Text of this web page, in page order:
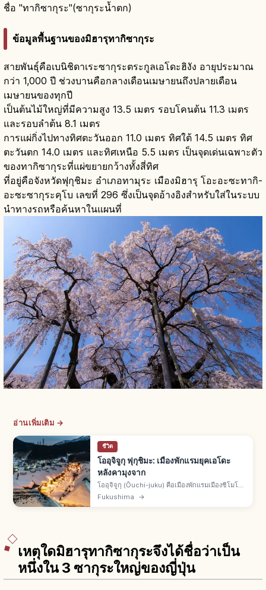
ชื่อ "ทากิซากุระ"(ซากุระน้ำตก)
ข้อมูลพื้นฐานของมิฮารุทากิซากุระ
สายพันธุ์คือเบนิชิดาเระซากุระตระกูลเอโดะฮิงัง อายุประมาณ
กว่า 1,000 ปี ช่วงบานคือกลางเดือนเมษายนถึงปลายเดือน
เมษายนของทุกปี
เป็นต้นไม้ใหญ่ที่มีความสูง 13.5 เมตร รอบโคนต้น 11.3 เมตร
และรอบลำต้น 8.1 เมตร
การแผ่กิ่งไปทางทิศตะวันออก 11.0 เมตร ทิศใต้ 14.5 เมตร ทิศ
ตะวันตก 14.0 เมตร และทิศเหนือ 5.5 เมตร เป็นจุดเด่นเฉพาะตัว
ของทากิซากุระที่แผ่ขยายกว้างทั้งสี่ทิศ
ที่อยู่คือจังหวัดฟุกุชิมะ อำเภอทามุระ เมืองมิฮารุ โอะอะซะทากิ-
อะซะซากุระคุโบ เลขที่ 296 ซึ่งเป็นจุดอ้างอิงสำหรับใส่ในระบบ
นำทางรถหรือค้นหาในแผนที่
อ่านเพิ่มเติม →
ชีวิต
โออุจิจูกุ ฟุกุชิมะ: เมืองพักแรมยุคเอโดะ
หลังคามุงจาก
โออุจิจูกุ (Ōuchi-juku) คือเมืองพักแรมเมืองชิโมโกะ
อ.มินามิไอสึ จ.ฟุกุชิมะ แนวบ้านหลังคามุงจากบนเส้น
Fukushima →
เหตุใดมิฮารุทากิซากุระจึงได้ชื่อว่าเป็น
หนึ่งใน 3 ซากุระใหญ่ของญี่ปุ่น